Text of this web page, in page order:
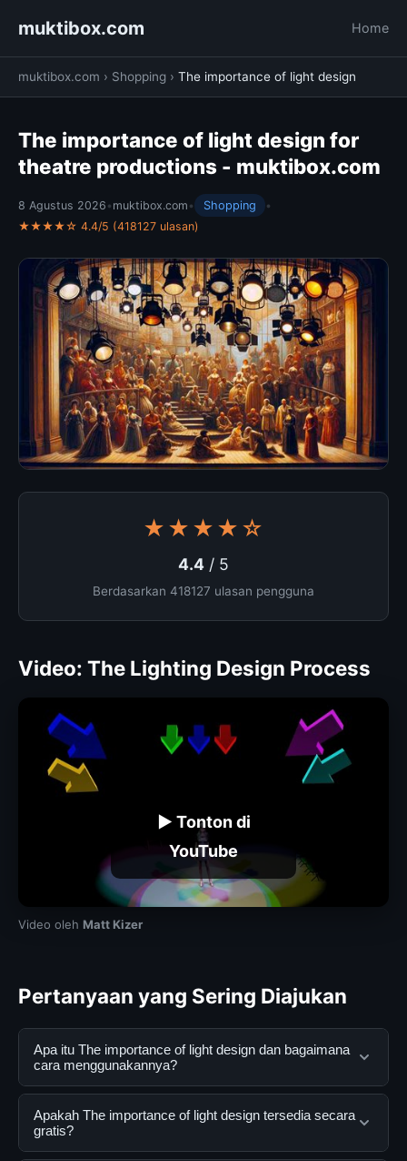
muktibox.com Home
muktibox.com › Shopping › The importance of light design
The importance of light design for
theatre productions - muktibox.com
8 Agustus 2026 • muktibox.com • Shopping
•
★★★★☆ 4.4/5 (418127 ulasan)
★★★★☆
4.4 / 5
Berdasarkan 418127 ulasan pengguna
Video: The Lighting Design Process
▶ Tonton di
YouTube
Video oleh Matt Kizer
Pertanyaan yang Sering Diajukan
Apa itu The importance of light design dan bagaimana
cara menggunakannya?
The importance of light design adalah layanan digital
yang dirancang untuk membantu pengguna
mendapatkan informasi lengkap dan terpercaya. Anda
Apakah The importance of light design tersedia secara
gratis?